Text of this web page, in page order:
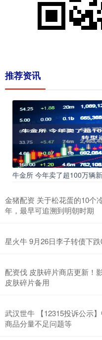
推荐资讯
牛金所 今年卖了超100万辆
金猪配资 关于松花蛋的10个
年，最早可追溯到明朝时期
星火牛 9月26日李子转债下
配资伐 皮肤碎片商店更新！
皮肤碎片备用
武汉世牛 【12315投诉公示
商品分量不足问题等